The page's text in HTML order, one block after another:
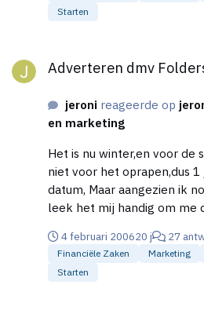
Starten
Adverteren dmv
jeroni reageerde op
en marketing
Het is nu winter,en voor
niet voor het oprapen,dus
datum, Maar aangezien ik nog geen klanten heb
leek het mij handig om me
kan beginnen. Ik hoop dat jullie daarmee helpen
kunnen,ik dacht zelf aan
betere\effectievere manier
4 februari 200620 j 27
Financiële Zaken Marketing
Starten